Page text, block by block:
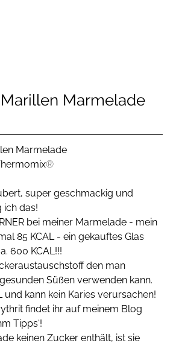
Marmelade
Marmelade
®
super geschmackig und
ich das!
bei meiner Marmelade - mein
85 KCAL - ein gekauftes Glas
600 KCAL!!!
den man
Süßen verwenden kann.
und kann kein Karies verursachen!
findet ihr auf meinem Blog
Tipps‘!
keinen Zucker enthält, ist sie